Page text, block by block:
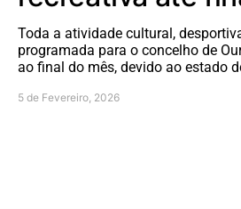
Toda a atividade cultural,
programada para o concelho de
ao final do mês, devido ao estado
5 de Fevereiro, 2026